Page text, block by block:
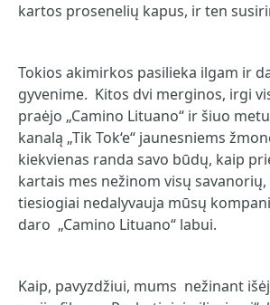
kartos prosenelių kapus, ir ten
Tokios akimirkos pasilieka ilgam ir
gyvenime. Kitos dvi merginos, irgi
praėjo „Camino Lituano“ ir šiuo
kanalą „Tik Tok‘e“ jaunesniems
kiekvienas randa savo būdų, kaip
kartais mes nežinom visų
tiesiogiai nedalyvauja mūsų
daro „Camino Lituano“ labui.
Kaip, pavyzdžiui, mums nežinant